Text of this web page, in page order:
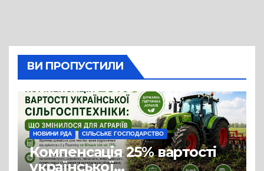
ВИ ПРОПУСТИЛИ
НОВИНИ РДА СІЛЬСЬКЕ ГОСПОДАРСТВО
Компенсація 25% вартості
української